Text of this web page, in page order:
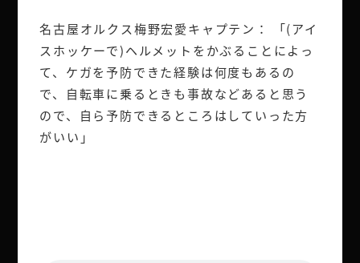
名古屋オルクス梅野宏愛キャプテン： 「(アイ
スホッケーで)ヘルメットをかぶることによっ
て、ケガを予防できた経験は何度もあるの
で、自転車に乗るときも事故などあると思う
ので、自ら予防できるところはしていった方
がいい」